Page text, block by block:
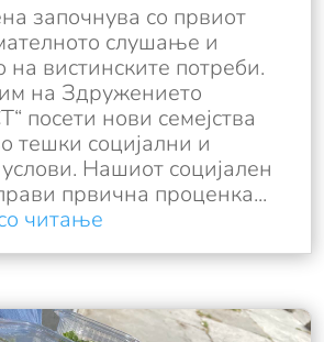
започнува со првиот
слушање и
вистинските потреби.
на Здружението
нови семејства
тешки социјални и
Нашиот социјален
првична проценка...
читање